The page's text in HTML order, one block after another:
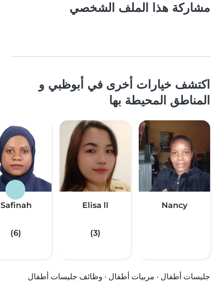
مشاركة هذا الملف الشخصي
اكتشف خيارات أخرى في أبوظبي و
المناطق المحيطة بها
Nancy
Elisa ll
(3)
Safinah
(6)
جليسات أطفال · مربيات أطفال · وظائف جليسات أطفال